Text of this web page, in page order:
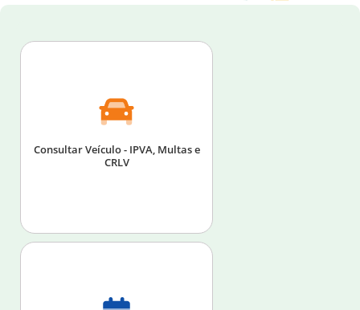
Consultar Veículo - IPVA, Multas e
CRLV